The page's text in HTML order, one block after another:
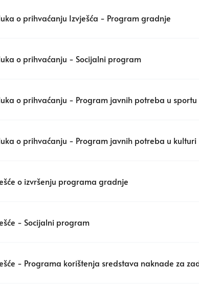
o prihvaćanju Izvješća - Program gradnje
o prihvaćanju - Socijalni program
o prihvaćanju - Program javnih potreba u sportu
o prihvaćanju - Program javnih potreba u kulturi
o izvršenju programa gradnje
- Socijalni program
- Programa korištenja sredstava naknade za